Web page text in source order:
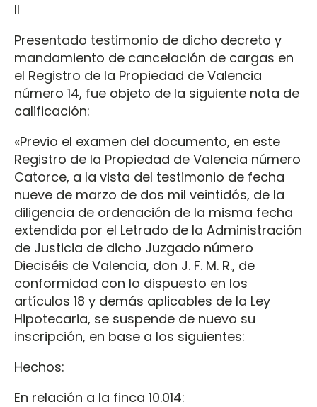
II
Presentado testimonio de dicho decreto y
mandamiento de cancelación de cargas en
el Registro de la Propiedad de Valencia
número 14, fue objeto de la siguiente nota de
calificación:
«Previo el examen del documento, en este
Registro de la Propiedad de Valencia número
Catorce, a la vista del testimonio de fecha
nueve de marzo de dos mil veintidós, de la
diligencia de ordenación de la misma fecha
extendida por el Letrado de la Administración
de Justicia de dicho Juzgado número
Dieciséis de Valencia, don J. F. M. R., de
conformidad con lo dispuesto en los
artículos 18 y demás aplicables de la Ley
Hipotecaria, se suspende de nuevo su
inscripción, en base a los siguientes:
Hechos:
En relación a la finca 10.014: